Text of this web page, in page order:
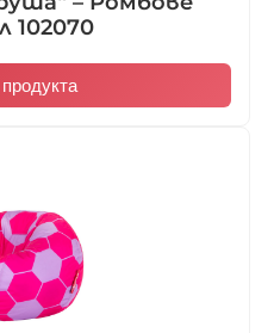
102070